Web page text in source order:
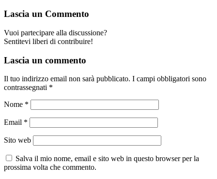
Lascia un Commento
Vuoi partecipare alla discussione?
Sentitevi liberi di contribuire!
Lascia un commento
Il tuo indirizzo email non sarà pubblicato. I campi obbligatori sono
contrassegnati *
Nome *
Email *
Sito web
Salva il mio nome, email e sito web in questo browser per la
prossima volta che commento.